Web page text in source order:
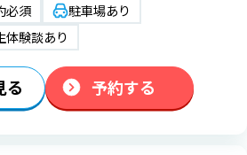
必須
駐車場あり
体験談あり
る 予約する